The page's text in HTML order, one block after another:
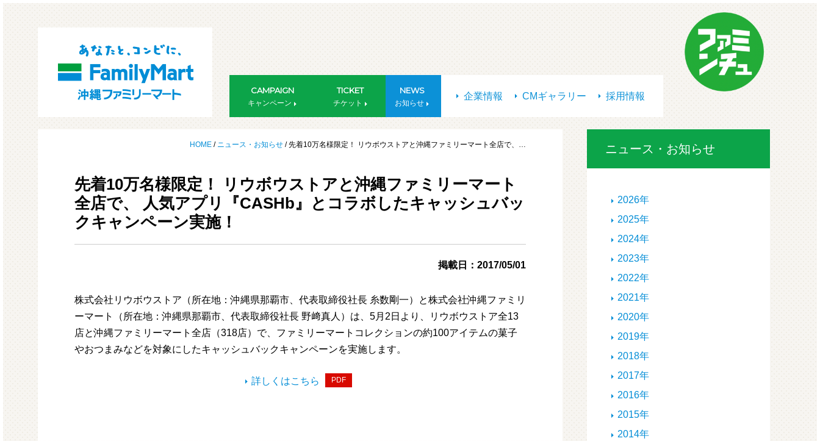
CAMPAIGN
キャンペーン
TICKET
チケット
NEWS
お知らせ
企業情報 CMギャラリー 採用情報
HOME / ニュース・お知らせ / 先着10万名様限定！ リウボウストアと沖縄ファミリーマート全店で、…
先着10万名様限定！ リウボウストアと沖縄ファミリーマート
全店で、 人気アプリ『CASHb』とコラボしたキャッシュバッ
クキャンペーン実施！
掲載日：2017/05/01
株式会社リウボウストア（所在地：沖縄県那覇市、代表取締役社長 糸数剛一）と株式会社沖縄ファミリ
ーマート（所在地：沖縄県那覇市、代表取締役社長 野﨑真人）は、5月2日より、リウボウストア全13
店と沖縄ファミリーマート全店（318店）で、ファミリーマートコレクションの約100アイテムの菓子
やおつまみなどを対象にしたキャッシュバックキャンペーンを実施します。
詳しくはこちら PDF
ニュース・お知らせ
2026年
2025年
2024年
2023年
2022年
2021年
2020年
2019年
2018年
2017年
2016年
2015年
2014年